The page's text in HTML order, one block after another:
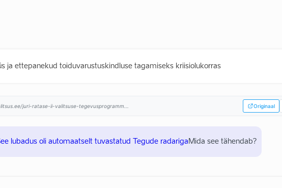
ja ettepanekud toiduvarustuskindluse tagamiseks kriisiolukorras
juri-ratase-ii-valitsuse-tegevusprogramm... Originaal
lubadus oli automaatselt tuvastatud Tegude radariga Mida see tähendab?